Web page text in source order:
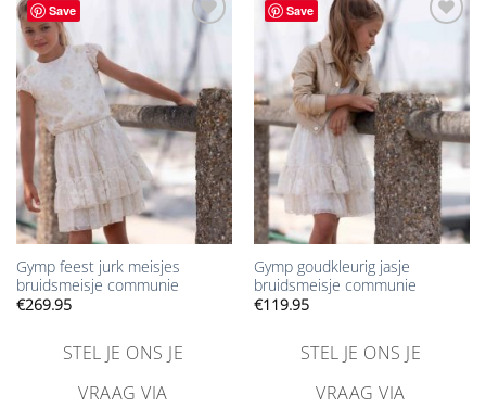
Save
Aan
verlanglijst
toevoegen
Gymp feest jurk meisjes
bruidsmeisje communie
€269.95
STEL JE ONS JE
VRAAG VIA
Save
Gymp goudkleurig jasje
bruidsmeisje communie
€119.95
STEL JE ONS JE
VRAAG VIA